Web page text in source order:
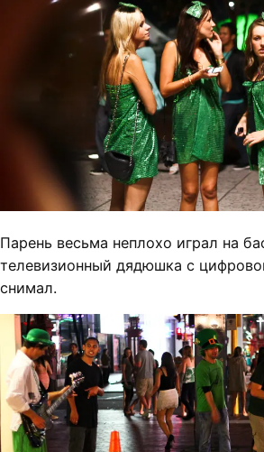
Парень весьма неплохо играл на
телевизионный дядюшка с
снимал.